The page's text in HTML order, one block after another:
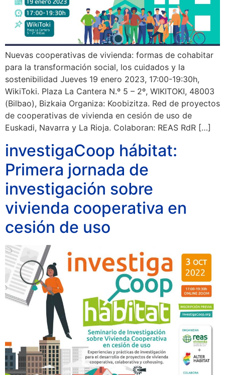
Nuevas cooperativas de vivienda: formas de cohabitar
para la transformación social, los cuidados y la
sostenibilidad Jueves 19 enero 2023, 17:00-19:30h,
WikiToki. Plaza La Cantera N.º 5 – 2º, WIKITOKI, 48003
(Bilbao), Bizkaia Organiza: Koobizitza. Red de proyectos
de cooperativas de vivienda en cesión de uso de
Euskadi, Navarra y La Rioja. Colaboran: REAS RdR […]
investigaCoop hábitat:
Primera jornada de
investigación sobre
vivienda cooperativa en
cesión de uso